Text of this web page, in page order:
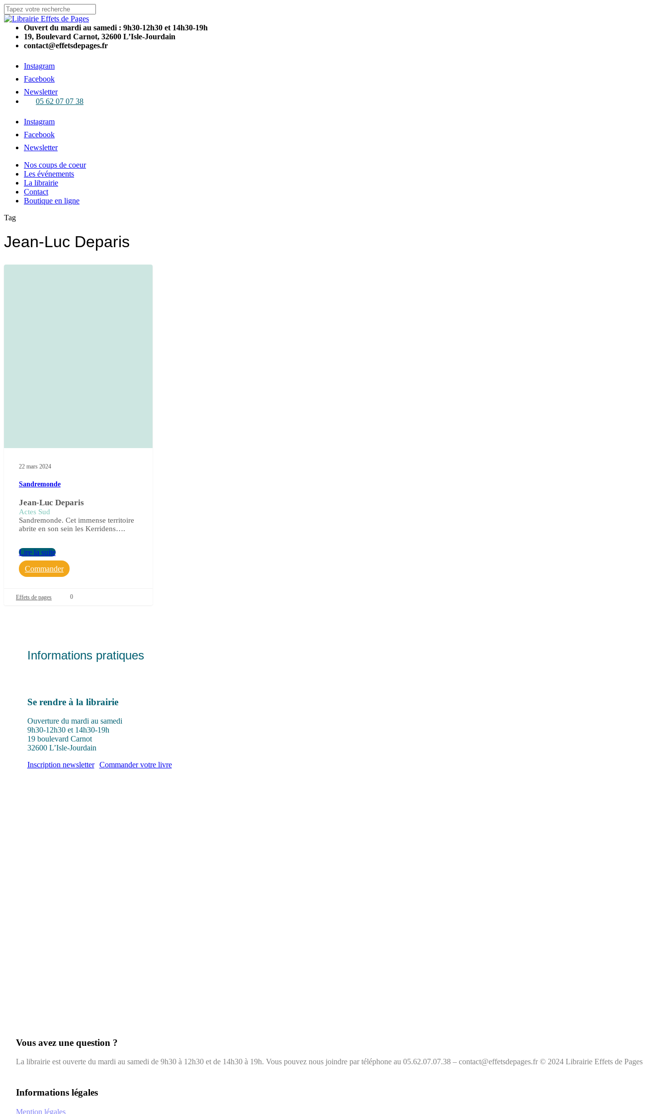
Skip
to
main
content
Close
SearchOuvert du mardi au samedi : 9h30-12h30 et 14h30-19h
19, Boulevard Carnot, 32600 L’Isle-Jourdain
contact@effetsdepages.fr
Instagram
Facebook
Newsletter
05 62 07 07 38
Instagram
Facebook
Newsletter
Menu
Nos coups de coeur
Les événements
La librairie
Contact
Boutique en ligne
Tag
Jean-Luc Deparis
22 mars 2024
Sandremonde
Jean-Luc Deparis
Actes Sud
Sandremonde. Cet immense territoire
abrite en son sein les Kerridens….
Lire la suite
Commander
Effets de pages 0
Informations pratiques
Se rendre à la librairie
Ouverture du mardi au samedi
9h30-12h30 et 14h30-19h
19 boulevard Carnot
32600 L’Isle-Jourdain
Inscription newsletter
Commander votre livre
Vous avez une question ?
La librairie est ouverte du mardi au samedi de 9h30 à 12h30 et de 14h30 à 19h. Vous pouvez nous joindre par téléphone au 05.62.07.07.38 – contact@effetsdepages.fr © 2024 Librairie Effets de Pages
Informations légales
Mention légales